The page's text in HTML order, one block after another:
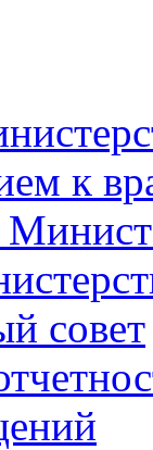
к
совет